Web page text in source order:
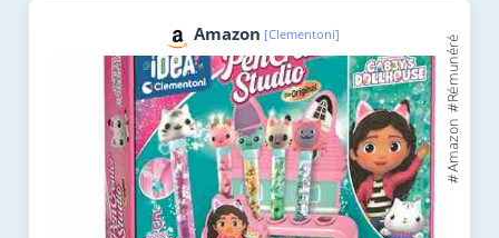
Amazon [Clementoni]